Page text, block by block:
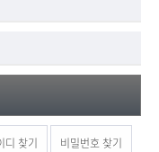
디 찾기 비밀번호 찾기